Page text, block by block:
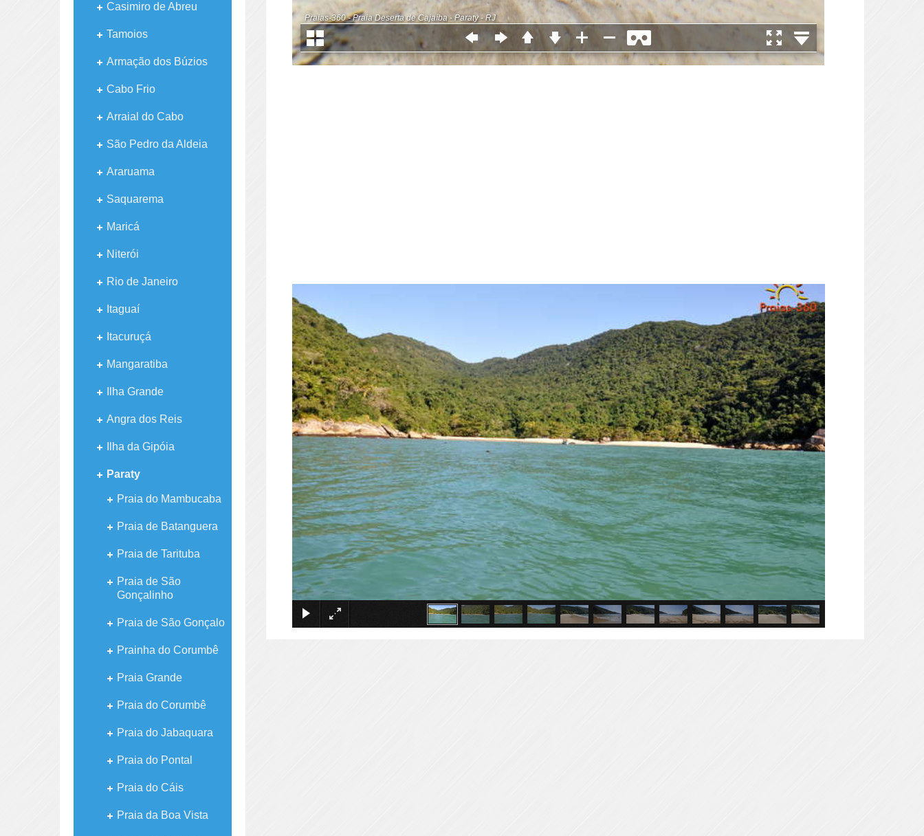
Praias-360 - Praia Deserta de Cajaíba - Paraty - RJ
Casimiro de Abreu
Tamoios
Armação dos Búzios
Cabo Frio
Arraial do Cabo
São Pedro da Aldeia
Araruama
Saquarema
Maricá
Niterói
Rio de Janeiro
Itaguaí
Itacuruçá
Mangaratiba
Ilha Grande
Angra dos Reis
Ilha da Gipóia
Paraty
Praia do Mambucaba
Praia de Batanguera
Praia de Tarituba
Praia de São
Gonçalinho
Praia de São Gonçalo
Prainha do Corumbê
Praia Grande
Praia do Corumbê
Praia do Jabaquara
Praia do Pontal
Praia do Cáis
Praia da Boa Vista